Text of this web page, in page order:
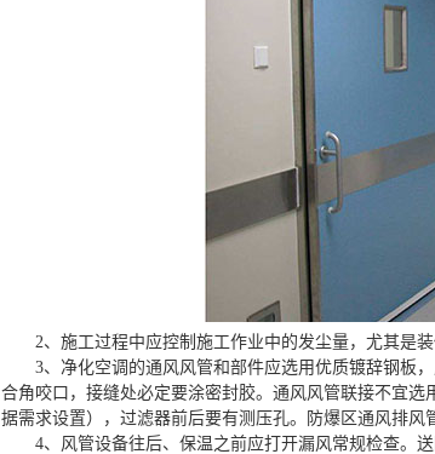
2、施工过程中应控制施工作业中的发尘量，尤其是装
3、净化空调的通风风管和部件应选用优质镀辞钢板，
合角咬口，接缝处必定要涂密封胶。通风风管联接不宜
据需求设置），过滤器前后要有测压孔。防爆区通风排风
4、风管设备往后、保温之前应打开漏风常规检查。送